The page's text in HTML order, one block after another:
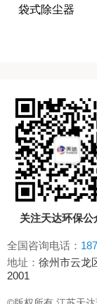
袋式除尘器
关注天达环保公
全国咨询电话：
地址： 徐州市云龙
2001